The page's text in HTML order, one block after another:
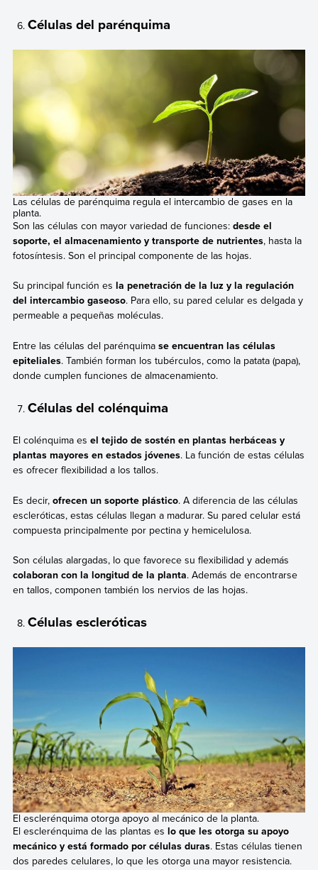
Células del parénquima
Las células de parénquima regula el intercambio de gases en la
planta.
Son las células con mayor variedad de funciones: desde el
soporte, el almacenamiento y transporte de nutrientes, hasta la
fotosíntesis. Son el principal componente de las hojas.
Su principal función es la penetración de la luz y la regulación
del intercambio gaseoso. Para ello, su pared celular es delgada y
permeable a pequeñas moléculas.
Entre las células del parénquimase encuentran las células
epiteliales. También forman los tubérculos, como la patata (papa),
donde cumplen funciones de almacenamiento.
Células del colénquima
El colénquima es el tejido de sostén en plantas herbáceas y
plantas mayores en estados jóvenes. La función de estas células
es ofrecer flexibilidad a los tallos.
Es decir,ofrecen un soporte plástico. A diferencia de las células
escleróticas, estas células llegan a madurar. Su pared celular está
compuesta principalmente por pectina y hemicelulosa.
Son células alargadas, lo que favorece su flexibilidad y además
colaboran con la longitud de la planta. Además de encontrarse
en tallos, componen también los nervios de las hojas.
Células escleróticas
El esclerénquima otorga apoyo al mecánico de la planta.
El esclerénquima de las plantas es lo que les otorga su apoyo
mecánico y está formado por células duras. Estas células tienen
dos paredes celulares, lo que les otorga una mayor resistencia.